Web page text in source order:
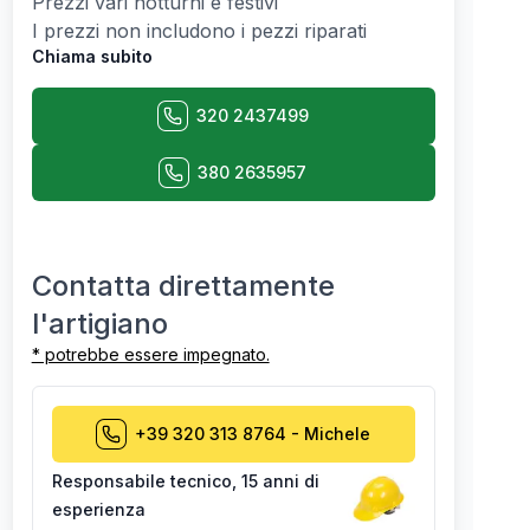
I prezzi non includono i pezzi riparati
Chiama subito
320 2437499
380 2635957
Contatta direttamente
l'artigiano
* potrebbe essere impegnato.
+39 320 313 8764 - Michele
Responsabile tecnico 15 anni di
esperienza